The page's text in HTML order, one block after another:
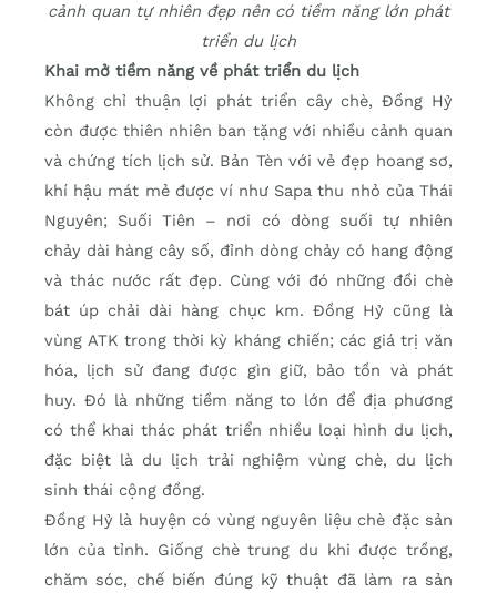
cảnh quan tự nhiên đẹp nên có tiềm năng lớn phát
triển du lịch
Khai mở tiềm năng về phát triển du lịch
Không chỉ thuận lợi phát triển cây chè, Đồng Hỷ
còn được thiên nhiên ban tặng với nhiều cảnh quan
và chứng tích lịch sử. Bản Tèn với vẻ đẹp hoang sơ,
khí hậu mát mẻ được ví như Sapa thu nhỏ của Thái
Nguyên; Suối Tiên – nơi có dòng suối tự nhiên
chảy dài hàng cây số, đỉnh dòng chảy có hang động
và thác nước rất đẹp. Cùng với đó những đồi chè
bát úp chải dài hàng chục km. Đồng Hỷ cũng là
vùng ATK trong thời kỳ kháng chiến; các giá trị văn
hóa, lịch sử đang được gìn giữ, bảo tồn và phát
huy. Đó là những tiềm năng to lớn để địa phương
có thể khai thác phát triển nhiều loại hình du lịch,
đặc biệt là du lịch trải nghiệm vùng chè, du lịch
sinh thái cộng đồng.
Đồng Hỷ là huyện có vùng nguyên liệu chè đặc sản
lớn của tỉnh. Giống chè trung du khi được trồng,
chăm sóc, chế biến đúng kỹ thuật đã làm ra sản